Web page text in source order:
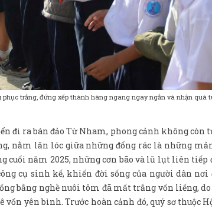
phục trắng, đứng xếp thành hàng ngang ngay ngắn và nhận quà
đi ra bán đảo Từ Nham, phong cảnh không còn
nằm lăn lóc giữa những đống rác là những
cuối năm 2025, những cơn bão và lũ lụt liên tiếp
cụ sinh kế, khiến đời sống của người dân
bằng nghề nuôi tôm đã mất trắng vốn liếng,
yên bình. Trước hoàn cảnh đó, quý sơ thuộc